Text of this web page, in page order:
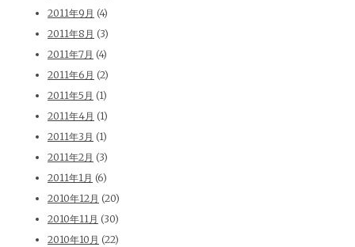
2011年9月 (4)
2011年8月 (3)
2011年7月 (4)
2011年6月 (2)
2011年5月 (1)
2011年4月 (1)
2011年3月 (1)
2011年2月 (3)
2011年1月 (6)
2010年12月 (20)
2010年11月 (30)
2010年10月 (22)